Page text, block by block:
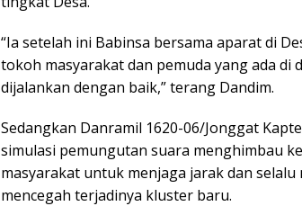
“Ia setelah ini Babinsa bersama aparat di
tokoh masyarakat dan pemuda yang ada
dijalankan dengan baik,” terang Dandim.
Sedangkan Danramil 1620-06/Jonggat
simulasi pemungutan suara menghimbau
masyarakat untuk menjaga jarak dan
mencegah terjadinya kluster baru.